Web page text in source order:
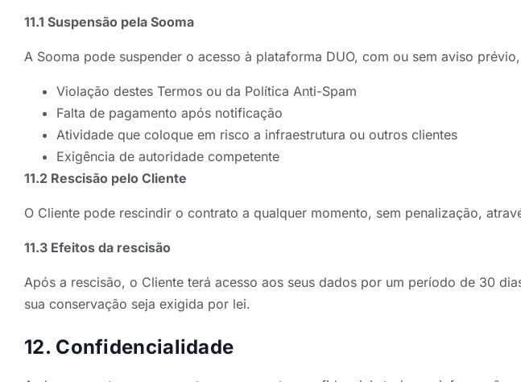
11.1 Suspensão pela Sooma
A Sooma pode suspender o acesso à plataforma DUO, com ou sem aviso
Violação destes Termos ou da Política Anti-Spam
Falta de pagamento após notificação
Atividade que coloque em risco a infraestrutura ou outros clientes
Exigência de autoridade competente
11.2 Rescisão pelo Cliente
O Cliente pode rescindir o contrato a qualquer momento, sem penalização,
11.3 Efeitos da rescisão
Após a rescisão, o Cliente terá acesso aos seus dados por um período de 30
sua conservação seja exigida por lei.
12. Confidencialidade